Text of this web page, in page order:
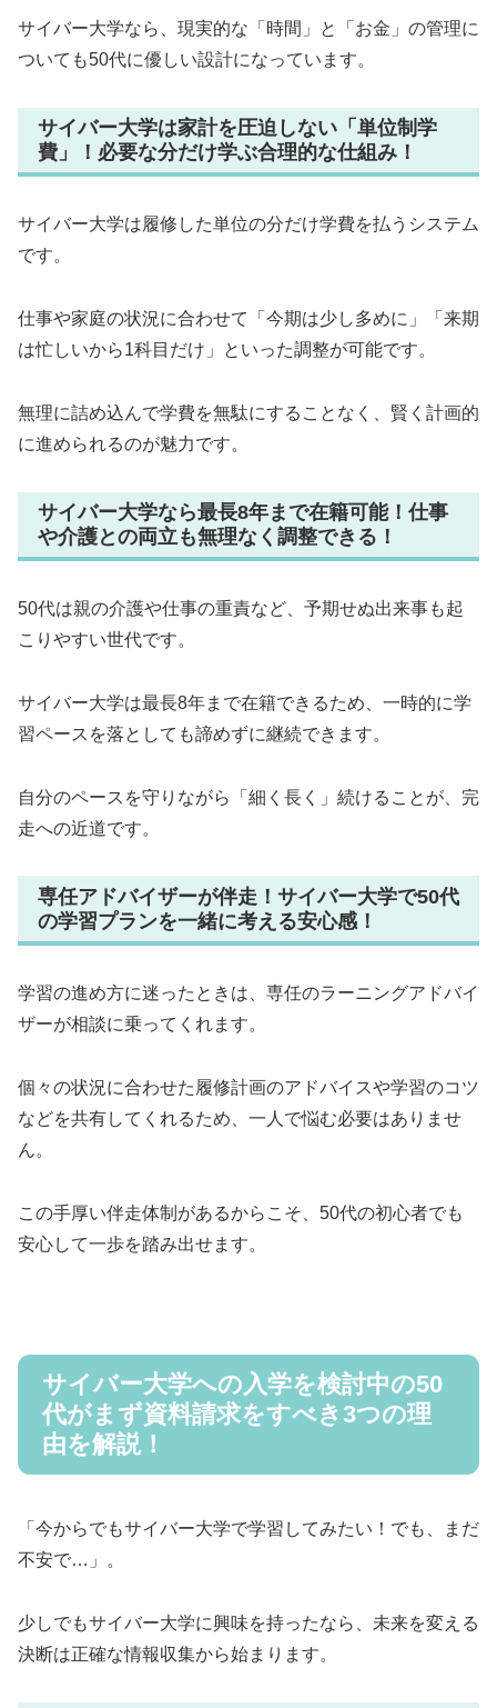
サイバー大学なら、現実的な「時間」と「お金」の管理に
ついても50代に優しい設計になっています。
サイバー大学は家計を圧迫しない「単位制学
費」！必要な分だけ学ぶ合理的な仕組み！
サイバー大学は履修した単位の分だけ学費を払うシステム
です。
仕事や家庭の状況に合わせて「今期は少し多めに」「来期
は忙しいから1科目だけ」といった調整が可能です。
無理に詰め込んで学費を無駄にすることなく、賢く計画的
に進められるのが魅力です。
サイバー大学なら最長8年まで在籍可能！仕事
や介護との両立も無理なく調整できる！
50代は親の介護や仕事の重責など、予期せぬ出来事も起
こりやすい世代です。
サイバー大学は最長8年まで在籍できるため、一時的に学
習ペースを落としても諦めずに継続できます。
自分のペースを守りながら「細く長く」続けることが、完
走への近道です。
専任アドバイザーが伴走！サイバー大学で50代
の学習プランを一緒に考える安心感！
学習の進め方に迷ったときは、専任のラーニングアドバイ
ザーが相談に乗ってくれます。
個々の状況に合わせた履修計画のアドバイスや学習のコツ
などを共有してくれるため、一人で悩む必要はありませ
ん。
この手厚い伴走体制があるからこそ、50代の初心者でも
安心して一歩を踏み出せます。
サイバー大学への入学を検討中の50
代がまず資料請求をすべき3つの理
由を解説！
「今からでもサイバー大学で学習してみたい！でも、まだ
不安で…」。
少しでもサイバー大学に興味を持ったなら、未来を変える
決断は正確な情報収集から始まります。